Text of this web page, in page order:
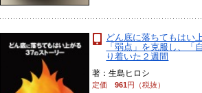
どん底に落ちてもはい
「弱点」を克服し、「
り着いた２週間
著：生島ヒロシ
定価961円（税抜）